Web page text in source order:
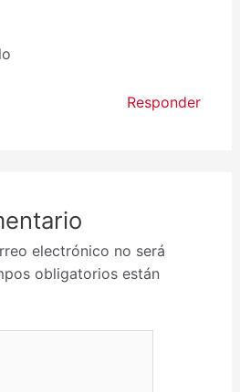
Responder
electrónico no será
obligatorios están